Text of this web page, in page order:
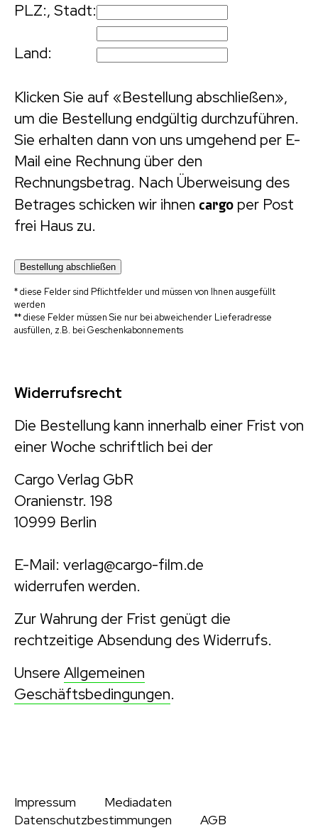
PLZ:, Stadt:
Land:
Klicken Sie auf «Bestellung abschließen»,
um die Bestellung endgültig durchzuführen.
Sie erhalten dann von uns umgehend per E-
Mail eine Rechnung über den
Rechnungsbetrag. Nach Überweisung des
Betrages schicken wir ihnen cargo per Post
frei Haus zu.
* diese Felder sind Pflichtfelder und müssen von Ihnen ausgefüllt
werden
** diese Felder müssen Sie nur bei abweichender Lieferadresse
ausfüllen, z.B. bei Geschenkabonnements
Widerrufsrecht
Die Bestellung kann innerhalb einer Frist von
einer Woche schriftlich bei der
Cargo Verlag GbR
Oranienstr. 198
10999 Berlin
E-Mail: verlag@cargo-film.de
widerrufen werden.
Zur Wahrung der Frist genügt die
rechtzeitige Absendung des Widerrufs.
Unsere Allgemeinen
Geschäftsbedingungen.
Impressum
Mediadaten
Datenschutzbestimmungen
AGB